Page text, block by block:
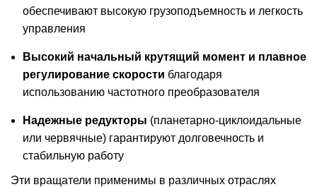
обеспечивают высокую грузоподъемность и легкость
управления
Высокий начальный крутящий момент и плавное
регулирование скорости благодаря
использованию частотного преобразователя
Надежные редукторы (планетарно-циклоидальные
или червячные) гарантируют долговечность и
стабильную работу
Эти вращатели применимы в различных отраслях